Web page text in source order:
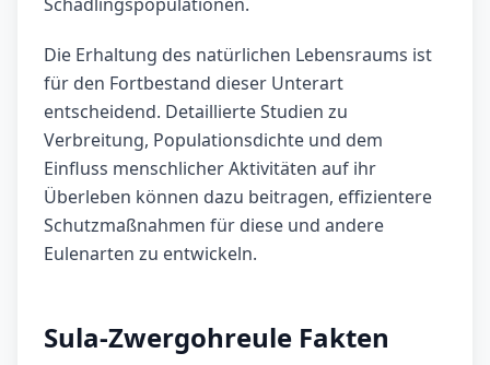
Die Erhaltung des natürlichen Lebensraums ist
für den Fortbestand dieser Unterart
entscheidend. Detaillierte Studien zu
Verbreitung, Populationsdichte und dem
Einfluss menschlicher Aktivitäten auf ihr
Überleben können dazu beitragen, effizientere
Schutzmaßnahmen für diese und andere
Eulenarten zu entwickeln.
Sula-Zwergohreule Fakten